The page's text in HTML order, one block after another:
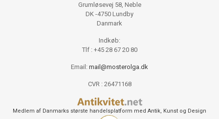
Grumløsevej 58, Neble
DK -4750 Lundby
Danmark
Indkøb:
Tlf : +45 28 67 20 80
Email: mail@mosterolga.dk
CVR : 26471168
Medlem af Danmarks største handelsplatform med Antik, Kunst og Design